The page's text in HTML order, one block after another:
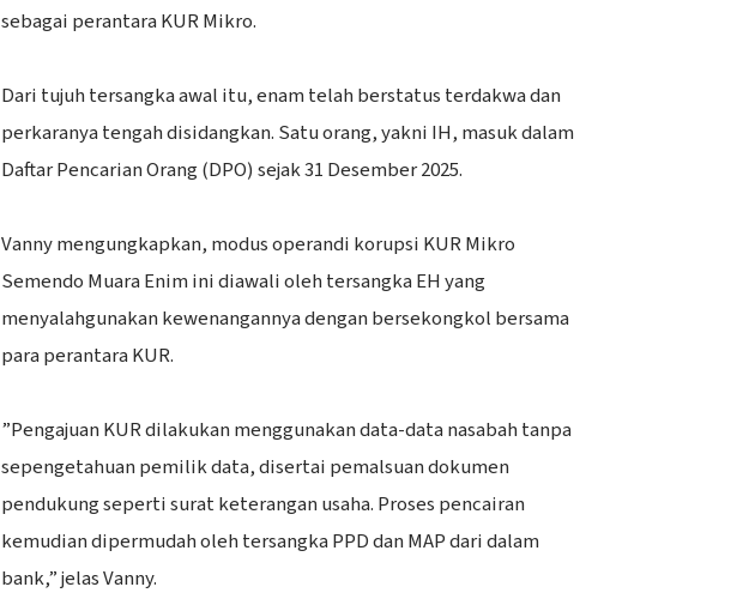
sebagai perantara KUR Mikro.
‎Dari tujuh tersangka awal itu, enam telah berstatus terdakwa dan
perkaranya tengah disidangkan. Satu orang, yakni IH, masuk dalam
Daftar Pencarian Orang (DPO) sejak 31 Desember 2025.
‎Vanny mengungkapkan, modus operandi korupsi KUR Mikro
Semendo Muara Enim ini diawali oleh tersangka EH yang
menyalahgunakan kewenangannya dengan bersekongkol bersama
para perantara KUR.
‎”Pengajuan KUR dilakukan menggunakan data-data nasabah tanpa
sepengetahuan pemilik data, disertai pemalsuan dokumen
pendukung seperti surat keterangan usaha. Proses pencairan
kemudian dipermudah oleh tersangka PPD dan MAP dari dalam
bank,” jelas Vanny.